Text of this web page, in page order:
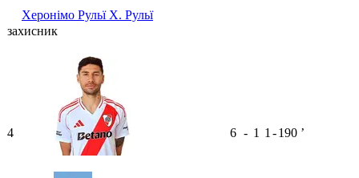
Херонімо Рульї Х. Рульї
захисник
4 6 - 1 1 -190 ʼ